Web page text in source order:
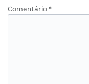
Comentário *